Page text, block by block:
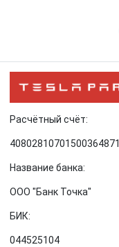
Расчётный счёт:
40802810701500364871
Название банка:
ООО "Банк Точка"
БИК:
044525104